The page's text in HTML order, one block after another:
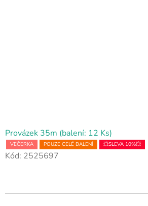
Provázek 35m (balení: 12 Ks)
VEČERKA POUZE CELÉ BALENÍ 💥SLEVA 10%💥
Kód: 2525697